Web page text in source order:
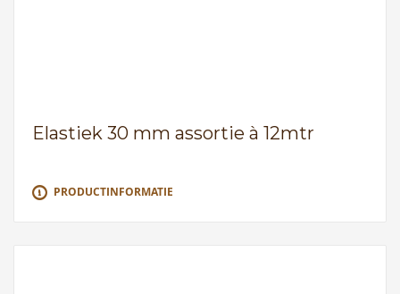
Elastiek 30 mm assortie à 12mtr
PRODUCTINFORMATIE